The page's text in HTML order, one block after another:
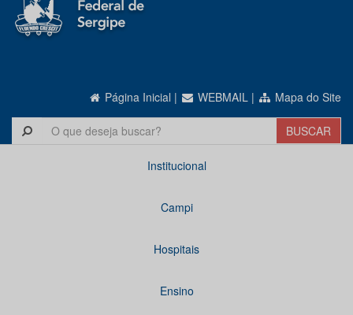
Página Inicial | WEBMAIL | Mapa do Site
Institucional
Campi
Hospitais
Ensino